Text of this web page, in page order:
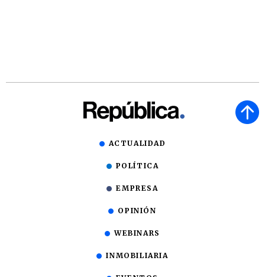
ACTUALIDAD
POLÍTICA
EMPRESA
OPINIÓN
WEBINARS
INMOBILIARIA